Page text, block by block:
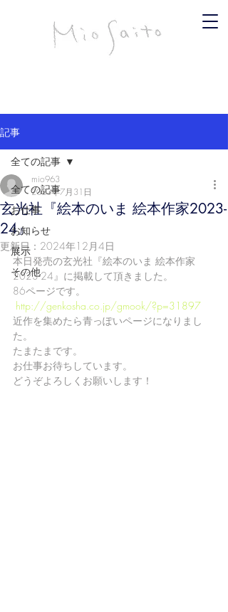
記事
全ての記事
お仕事
お知らせ
展示
その他
全ての記事
玄光社『絵本のいま 絵本作家2023-
24』
mio963
2023年7月31日
更新日： 2024年12月4日
本日発売の玄光社『絵本のいま 絵本作家
2023-24』に掲載して頂きました。
86ページです。
http://genkosha.co.jp/gmook/?p=31897
近作を集めたら青っぽいページになりまし
た。
たまたまです。
お仕事お待ちしています。
どうぞよろしくお願いします！